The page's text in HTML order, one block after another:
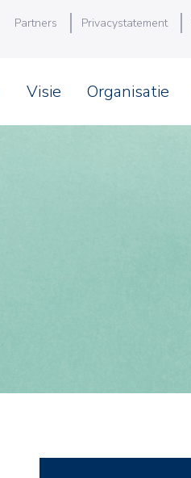
Partners Privacystatement
Visie Organisatie